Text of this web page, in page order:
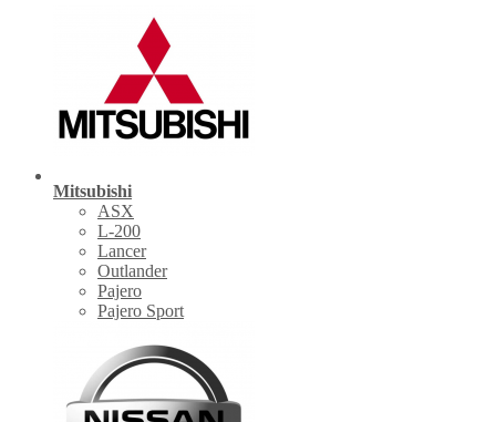
Mitsubishi
ASX
L-200
Lancer
Outlander
Pajero
Pajero Sport